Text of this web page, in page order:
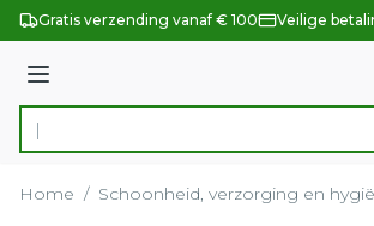
Ga naar de inhoud
Gratis verzending vanaf € 100 Veilige
Menu
Product, merk, categorie...
Home / Schoonheid, verzorging en